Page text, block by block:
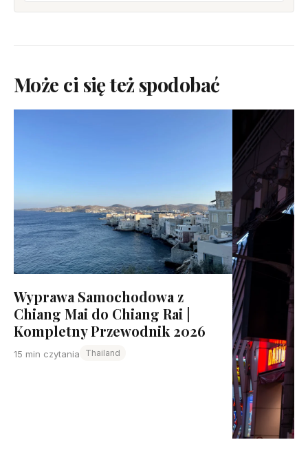
Może ci się też spodobać
Wyprawa Samochodowa z
Chiang Mai do Chiang Rai |
Kompletny Przewodnik 2026
15 min czytania Thailand